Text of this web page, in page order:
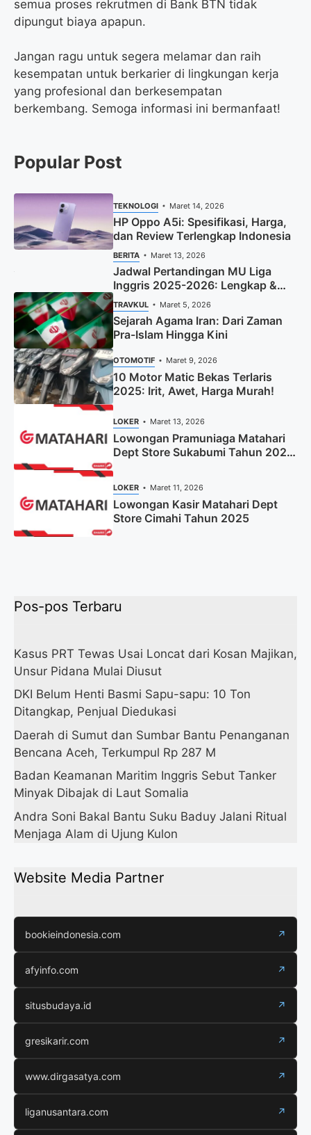
semua proses rekrutmen di Bank BTN tidak
dipungut biaya apapun.
Jangan ragu untuk segera melamar dan raih
kesempatan untuk berkarier di lingkungan kerja
yang profesional dan berkesempatan
berkembang. Semoga informasi ini bermanfaat!
Popular Post
TEKNOLOGI Maret 14, 2026
HP Oppo A5i: Spesifikasi, Harga,
dan Review Terlengkap Indonesia
BERITA Maret 13, 2026
Jadwal Pertandingan MU Liga
Inggris 2025-2026: Lengkap &
Terbaru
TRAVKUL Maret 5, 2026
Sejarah Agama Iran: Dari Zaman
Pra-Islam Hingga Kini
OTOMOTIF Maret 9, 2026
10 Motor Matic Bekas Terlaris
2025: Irit, Awet, Harga Murah!
LOKER Maret 13, 2026
Lowongan Pramuniaga Matahari
Dept Store Sukabumi Tahun 2025
LOKER Maret 11, 2026
Lowongan Kasir Matahari Dept
Store Cimahi Tahun 2025
Pos-pos Terbaru
Kasus PRT Tewas Usai Loncat dari Kosan Majikan,
Unsur Pidana Mulai Diusut
DKI Belum Henti Basmi Sapu-sapu: 10 Ton
Ditangkap, Penjual Diedukasi
Daerah di Sumut dan Sumbar Bantu Penanganan
Bencana Aceh, Terkumpul Rp 287 M
Badan Keamanan Maritim Inggris Sebut Tanker
Minyak Dibajak di Laut Somalia
Andra Soni Bakal Bantu Suku Baduy Jalani Ritual
Menjaga Alam di Ujung Kulon
Website Media Partner
bookieindonesia.com ↗
afyinfo.com ↗
situsbudaya.id ↗
gresikarir.com ↗
www.dirgasatya.com ↗
liganusantara.com ↗